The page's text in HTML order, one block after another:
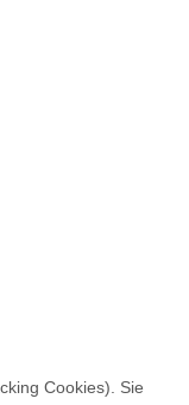
Cookies). Sie